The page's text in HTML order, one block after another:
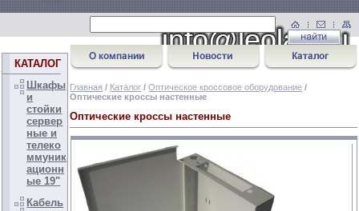
КАТАЛОГ
Шкафы
и
стойки
сервер
ные и
телеко
ммуник
ационн
ые 19"
Кабель
Главная / Каталог /Оптическое кроссовое оборудование /
Оптические кроссы настенные
Оптические кроссы настенные